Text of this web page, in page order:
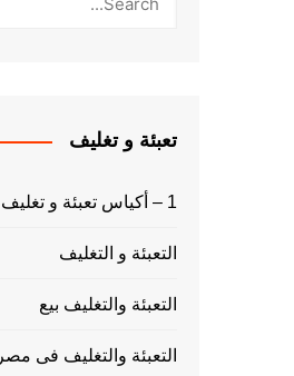
تعبئة و تغليف
1 – أكياس تعبئة و تغليف
التعبئة و التغليف
التعبئة والتغليف بيع
التعبئة والتغليف فى مصر